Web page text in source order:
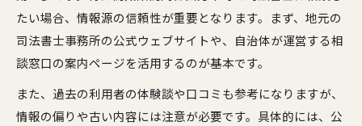
たい場合、情報源の信頼性が重要となります。まず、地元の
司法書士事務所の公式ウェブサイトや、自治体が運営する相
談窓口の案内ページを活用するのが基本です。
また、過去の利用者の体験談や口コミも参考になりますが、
情報の偏りや古い内容には注意が必要です。具体的には、公